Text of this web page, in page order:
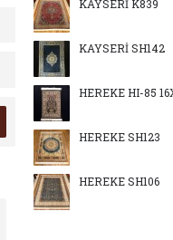
KAYSERİ K839
KAYSERİ SH142
HEREKE HI-85
HEREKE SH123
HEREKE SH106